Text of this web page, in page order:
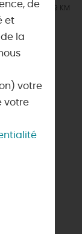
À 9 KM
de
et
la
votre
votre